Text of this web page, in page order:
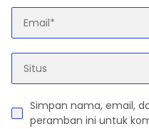
Simpan nama, email,
peramban ini untuk